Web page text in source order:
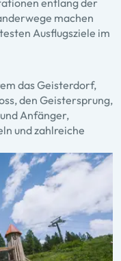
entlang der
machen
Ausflugsziele im
das Geisterdorf,
den Geistersprung,
Anfänger,
und zahlreiche